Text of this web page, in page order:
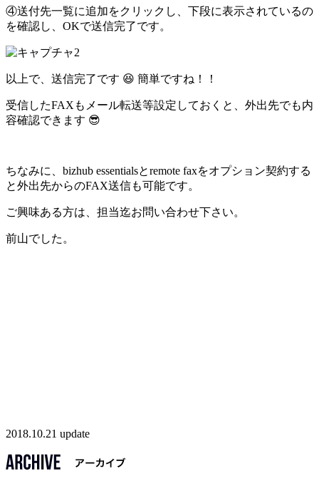
④送付先一覧に追加をクリックし、下段に表示されているの
を確認し、OKで送信完了です。
以上で、送信完了です 😆 簡単ですね！！
受信したFAXもメール転送等設定しておくと、外出先でも内
容確認できます 😎
ちなみに、bizhub essentialsとremote faxをオプション契約する
と外出先からのFAX送信も可能です。
ご興味ある方は、担当迄お問い合わせ下さい。
前山でした。
2018.10.21 update